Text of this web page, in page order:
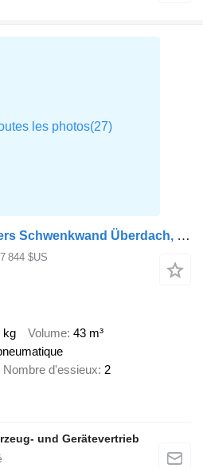
Krone Tandem 18 t. Ewers Schwenkwand Überdach, Hecktüren tiefgekuppel
844 $US
kg Volume 43 m³
Nombre d'essieux 2
und Gerätevertrieb